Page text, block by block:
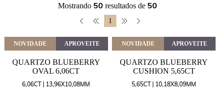
1
Mostrando 50 resultados de 50
NOVIDADE APROVEITE
QUARTZO BLUEBERRY
OVAL 6,06CT
6,06CT | 13,96X10,08MM
NOVIDADE APROVEITE
QUARTZO BLUEBERRY
CUSHION 5,65CT
5,65CT | 10,18X8,09MM